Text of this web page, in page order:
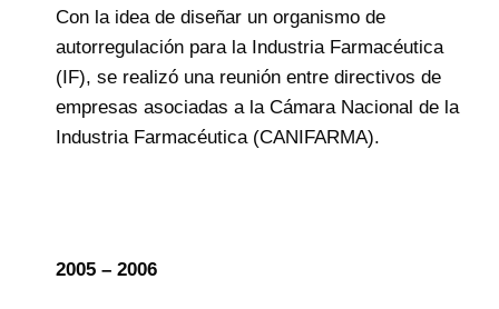
Con la idea de diseñar un organismo de
autorregulación para la Industria Farmacéutica
(IF), se realizó una reunión entre directivos de
empresas asociadas a la Cámara Nacional de la
Industria Farmacéutica (CANIFARMA).
2005 – 2006